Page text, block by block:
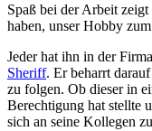
Spaß bei der Arbeit
haben, unser Hobby
Jeder hat ihn in der
Sheriff. Er beharrt
zu folgen. Ob dieser in
Berechtigung hat stellte
sich an seine Kollegen